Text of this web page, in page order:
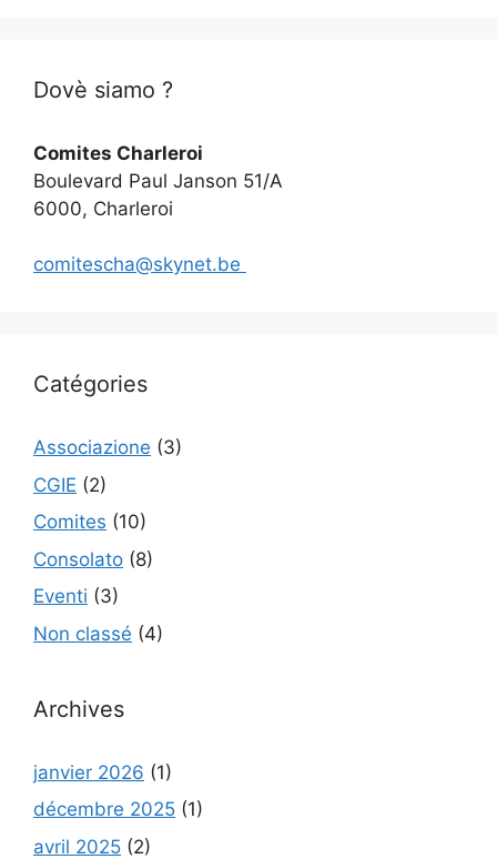
Dovè siamo ?
Comites Charleroi
Boulevard Paul Janson 51/A
6000, Charleroi
comitescha@skynet.be
Catégories
Associazione (3)
CGIE (2)
Comites (10)
Consolato (8)
Eventi (3)
Non classé (4)
Archives
janvier 2026 (1)
décembre 2025 (1)
avril 2025 (2)